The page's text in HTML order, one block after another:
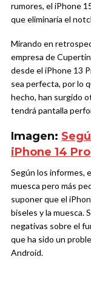
rumores, el iPhone
que eliminaría el
Mirando en
empresa de
desde el iPhone 13
sea perfecta, por lo
hecho, han surgido
tendrá pantalla
Imagen:
iPhone 14 Pro
Según los informes,
muesca pero más
suponer que el
biseles y la muesca.
negativas sobre el
que ha sido un
Android.